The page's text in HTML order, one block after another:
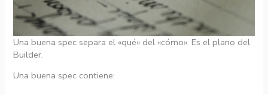
Una buena spec separa el «qué» del «cómo». Es el plano del
Builder.
Una buena spec contiene: